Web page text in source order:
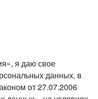
я даю свое
данных, в
от 27.07.2006